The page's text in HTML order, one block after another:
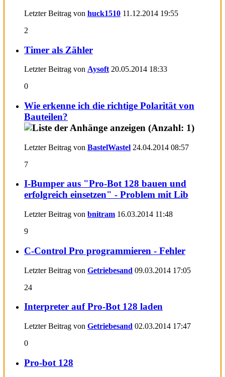
Letzter Beitrag von huck1510 11.12.2014 19:55
2
Timer als Zähler
Letzter Beitrag von Aysoft 20.05.2014 18:33
0
Wie erkenne ich die richtige Polarität von
Bauteilen?
Letzter Beitrag von BastelWastel 24.04.2014 08:57
7
I-Bumper aus "Pro-Bot 128 bauen und
erfolgreich einsetzen" - Problem mit Lib
Letzter Beitrag von bnitram 16.03.2014 11:48
9
C-Control Pro programmieren - Fehler
Letzter Beitrag von Getriebesand 09.03.2014 17:05
24
Interpreter auf Pro-Bot 128 laden
Letzter Beitrag von Getriebesand 02.03.2014 17:47
0
Pro-bot 128